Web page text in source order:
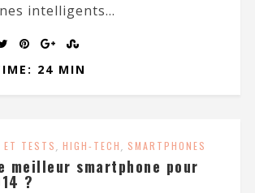
intelligents...
24 MIN
ET TESTS, HIGH-TECH, SMARTPHONES
meilleur smartphone pour
?